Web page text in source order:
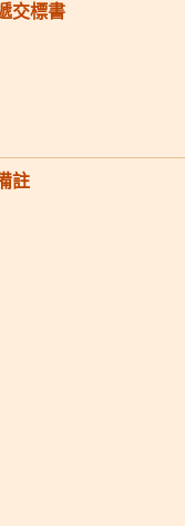
交標書
註